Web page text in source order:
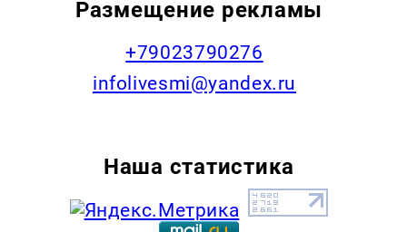
Размещение рекламы
+79023790276
infolivesmi@yandex.ru
Наша статистика